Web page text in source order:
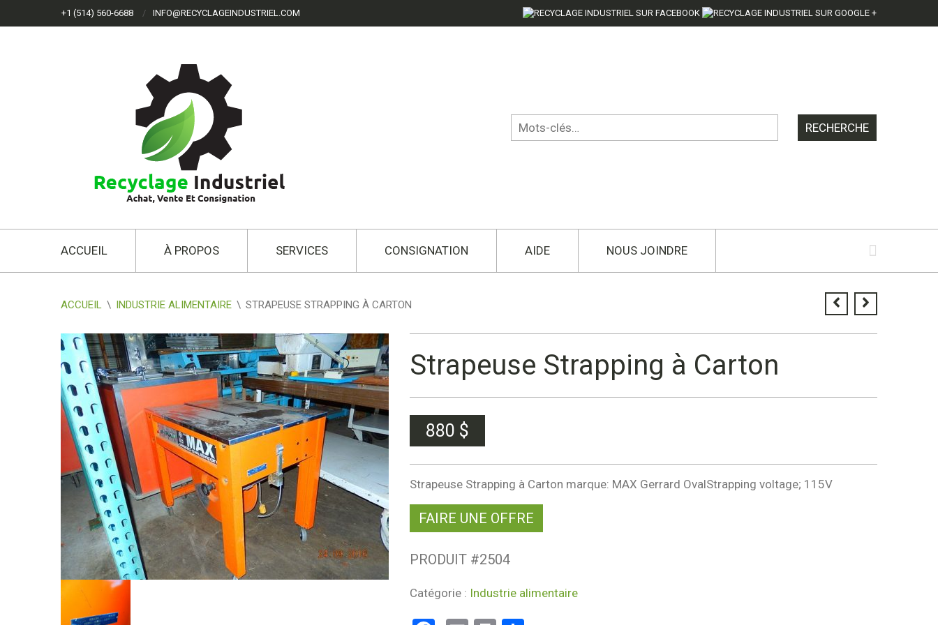
+1 (514) 560-6688 INFO@RECYCLAGEINDUSTRIEL.COM
ACCUEIL À PROPOS SERVICES CONSIGNATION AIDE NOUS JOINDRE
ACCUEIL \ INDUSTRIE ALIMENTAIRE \ STRAPEUSE STRAPPING À CARTON
Strapeuse Strapping à Carton
880 $
Strapeuse Strapping à Carton marque: MAX Gerrard OvalStrapping voltage; 115V
FAIRE UNE OFFRE
PRODUIT #2504
Catégorie : Industrie alimentaire